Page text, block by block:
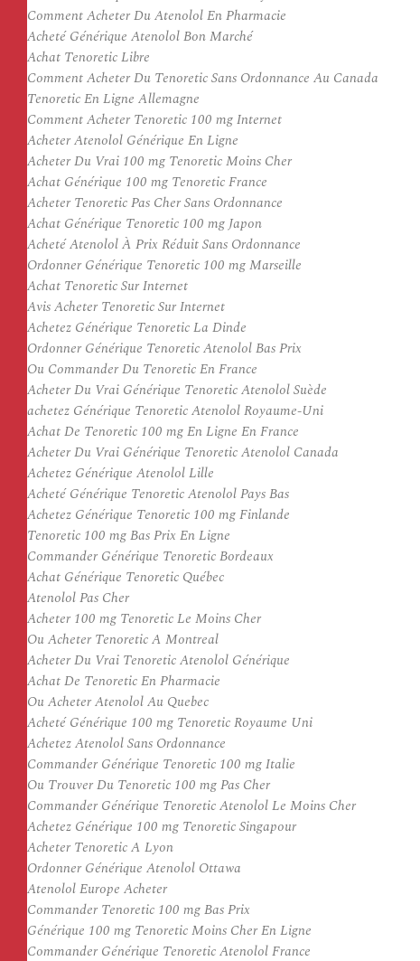
Comment Acheter Du Atenolol En Pharmacie
Acheté Générique Atenolol Bon Marché
Achat Tenoretic Libre
Comment Acheter Du Tenoretic Sans Ordonnance Au Canada
Tenoretic En Ligne Allemagne
Comment Acheter Tenoretic 100 mg Internet
Acheter Atenolol Générique En Ligne
Acheter Du Vrai 100 mg Tenoretic Moins Cher
Achat Générique 100 mg Tenoretic France
Acheter Tenoretic Pas Cher Sans Ordonnance
Achat Générique Tenoretic 100 mg Japon
Acheté Atenolol À Prix Réduit Sans Ordonnance
Ordonner Générique Tenoretic 100 mg Marseille
Achat Tenoretic Sur Internet
Avis Acheter Tenoretic Sur Internet
Achetez Générique Tenoretic La Dinde
Ordonner Générique Tenoretic Atenolol Bas Prix
Ou Commander Du Tenoretic En France
Acheter Du Vrai Générique Tenoretic Atenolol Suède
achetez Générique Tenoretic Atenolol Royaume-Uni
Achat De Tenoretic 100 mg En Ligne En France
Acheter Du Vrai Générique Tenoretic Atenolol Canada
Achetez Générique Atenolol Lille
Acheté Générique Tenoretic Atenolol Pays Bas
Achetez Générique Tenoretic 100 mg Finlande
Tenoretic 100 mg Bas Prix En Ligne
Commander Générique Tenoretic Bordeaux
Achat Générique Tenoretic Québec
Atenolol Pas Cher
Acheter 100 mg Tenoretic Le Moins Cher
Ou Acheter Tenoretic A Montreal
Acheter Du Vrai Tenoretic Atenolol Générique
Achat De Tenoretic En Pharmacie
Ou Acheter Atenolol Au Quebec
Acheté Générique 100 mg Tenoretic Royaume Uni
Achetez Atenolol Sans Ordonnance
Commander Générique Tenoretic 100 mg Italie
Ou Trouver Du Tenoretic 100 mg Pas Cher
Commander Générique Tenoretic Atenolol Le Moins Cher
Achetez Générique 100 mg Tenoretic Singapour
Acheter Tenoretic A Lyon
Ordonner Générique Atenolol Ottawa
Atenolol Europe Acheter
Commander Tenoretic 100 mg Bas Prix
Générique 100 mg Tenoretic Moins Cher En Ligne
Commander Générique Tenoretic Atenolol France